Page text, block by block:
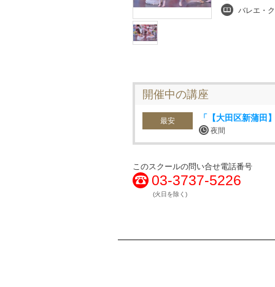
バレエ・
開催中の講座
最安 「【大田区新蒲
夜間
このスクールの問い合せ電話番号
03-3737-5226
(火日を除く)